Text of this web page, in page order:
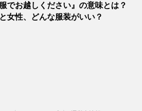
服でお越しください』の意味とは？
女性、どんな服装がいい？